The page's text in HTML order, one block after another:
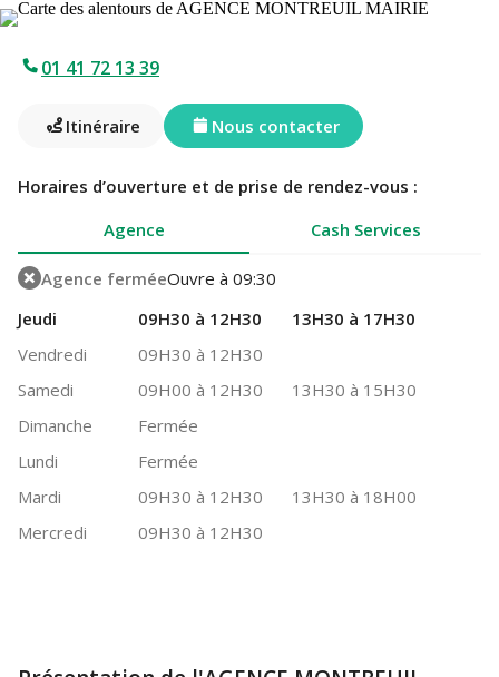
01 41 72 13 39
Itinéraire Nous contacter
Horaires d’ouverture et de prise de rendez-vous :
Agence
Cash Services
Agence ferméeOuvre à 09:30
Jeudi
09H30 à 12H30
13H30 à 17H30
Vendredi
09H30 à 12H30
Samedi
09H00 à 12H30
13H30 à 15H30
Dimanche
Fermée
Lundi
Fermée
Mardi
09H30 à 12H30
13H30 à 18H00
Mercredi
09H30 à 12H30